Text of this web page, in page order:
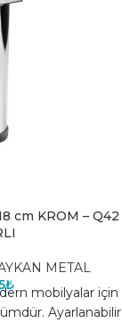
cm KROM – Q42
METAL
₺
mobilyalar için
Ayarlanabilir